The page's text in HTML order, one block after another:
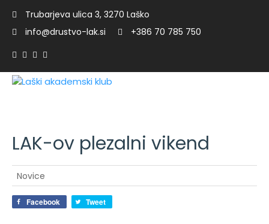
Trubarjeva ulica 3, 3270 Laško
info@drustvo-lak.si
+386 70 785 750
LAK-ov plezalni vikend
Novice
Facebook Tweet